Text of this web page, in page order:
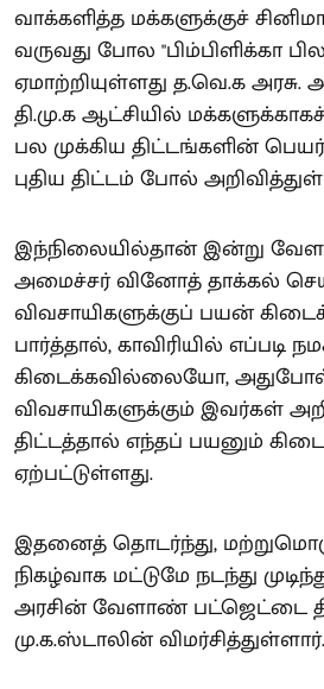
வாக்களித்த மக்களுக்குச்
வருவது போல "பிம்பிளிக்கா
ஏமாற்றியுள்ளது த.வெ.க அரசு.
தி.மு.க ஆட்சியில்
பல முக்கிய திட்டங்களின்
புதிய திட்டம் போல்
இந்நிலையில்தான் இன்று
அமைச்சர் வினோத் தாக்கல்
விவசாயிகளுக்குப் பயன்
பார்த்தால், காவிரியில்
கிடைக்கவில்லையோ,
விவசாயிகளுக்கும் இவர்கள்
திட்டத்தால் எந்தப் பயனும்
ஏற்பட்டுள்ளது.
இதனைத் தொடர்ந்து,
நிகழ்வாக மட்டுமே நடந்து
அரசின் வேளாண் பட்ஜெட்டை
மு.க.ஸ்டாலின் விமர்சித்துள்ளார்.